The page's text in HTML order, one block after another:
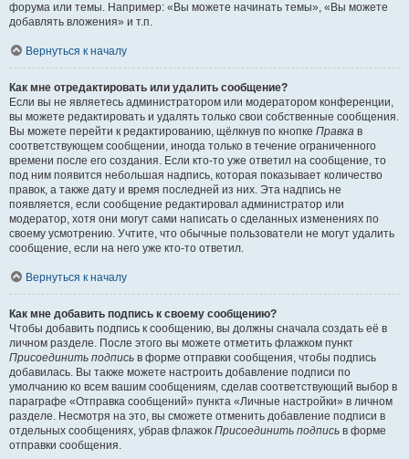
форума или темы. Например: «Вы можете начинать темы», «Вы можете
добавлять вложения» и т.п.
Вернуться к началу
Как мне отредактировать или удалить сообщение?
Если вы не являетесь администратором или модератором конференции,
вы можете редактировать и удалять только свои собственные сообщения.
Вы можете перейти к редактированию, щёлкнув по кнопке Правка в
соответствующем сообщении, иногда только в течение ограниченного
времени после его создания. Если кто-то уже ответил на сообщение, то
под ним появится небольшая надпись, которая показывает количество
правок, а также дату и время последней из них. Эта надпись не
появляется, если сообщение редактировал администратор или
модератор, хотя они могут сами написать о сделанных изменениях по
своему усмотрению. Учтите, что обычные пользователи не могут удалить
сообщение, если на него уже кто-то ответил.
Вернуться к началу
Как мне добавить подпись к своему сообщению?
Чтобы добавить подпись к сообщению, вы должны сначала создать её в
личном разделе. После этого вы можете отметить флажком пункт
Присоединить подпись в форме отправки сообщения, чтобы подпись
добавилась. Вы также можете настроить добавление подписи по
умолчанию ко всем вашим сообщениям, сделав соответствующий выбор в
параграфе «Отправка сообщений» пункта «Личные настройки» в личном
разделе. Несмотря на это, вы сможете отменить добавление подписи в
отдельных сообщениях, убрав флажок Присоединить подпись в форме
отправки сообщения.